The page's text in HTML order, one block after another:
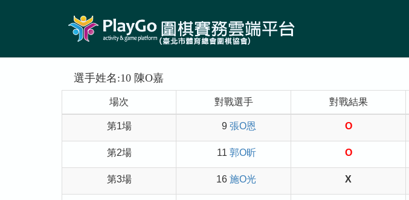
選手姓名:10 陳O嘉
場次 對戰選手 對戰結果
第1場 9 張O恩 O
第2場 11 郭O昕 O
第3場 16 施O光 X